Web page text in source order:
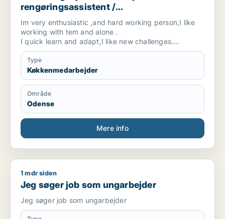
rengøringsassistent /
kosmetolog/negletekniker / børnepasser
/ tjener
Im very enthusiastic ,and hard working person,I like
working with tem and alone .
I quick learn and adapt,I like new challenges.
Give me chance:)
Type
Køkkenmedarbejder
Område
Odense
Mere info
Jeg søger job som ungarbejder
1 mdr siden
Jeg søger job som ungarbejder
Jeg søger job som ungarbejder